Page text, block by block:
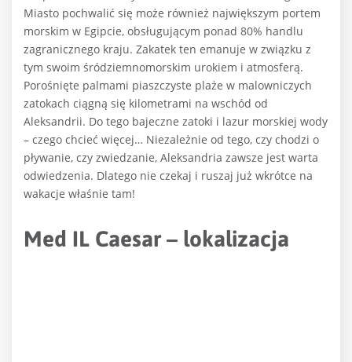
Miasto pochwalić się może również największym portem
morskim w Egipcie, obsługującym ponad 80% handlu
zagranicznego kraju. Zakatek ten emanuje w związku z
tym swoim śródziemnomorskim urokiem i atmosferą.
Porośnięte palmami piaszczyste plaże w malowniczych
zatokach ciągną się kilometrami na wschód od
Aleksandrii. Do tego bajeczne zatoki i lazur morskiej wody
– czego chcieć więcej… Niezależnie od tego, czy chodzi o
pływanie, czy zwiedzanie, Aleksandria zawsze jest warta
odwiedzenia. Dlatego nie czekaj i ruszaj już wkrótce na
wakacje właśnie tam!
Med IL Caesar – lokalizacja